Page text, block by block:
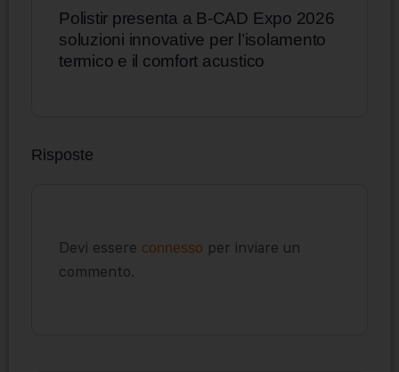
Polistir presenta a B-CAD Expo 2026
soluzioni innovative per l’isolamento
termico e il comfort acustico
Risposte
Devi essere connesso per inviare un
commento.